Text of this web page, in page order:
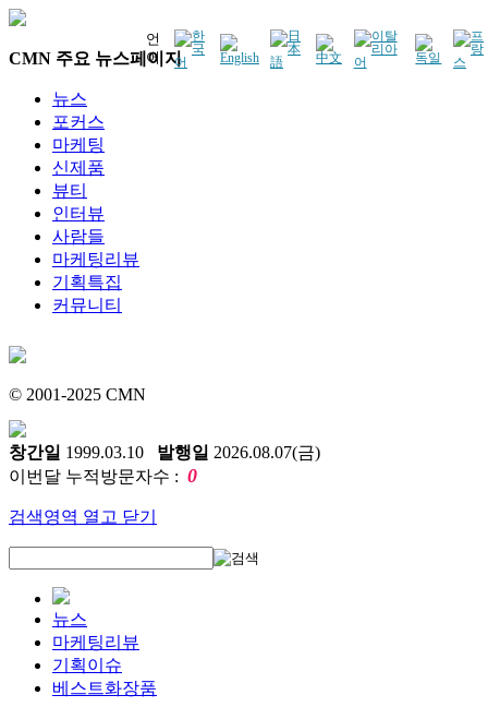
언
어
CMN 주요 뉴스페이지
뉴스
포커스
마케팅
신제품
뷰티
인터뷰
사람들
마케팅리뷰
기획특집
커뮤니티
© 2001-2025 CMN
창간일 1999.03.10 발행일 2026.08.07(금)
이번달 누적방문자수 : 0
검색영역 열고 닫기
뉴스
마케팅리뷰
기획이슈
베스트화장품